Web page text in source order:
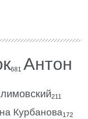
681 Антон
211
Курбанова172